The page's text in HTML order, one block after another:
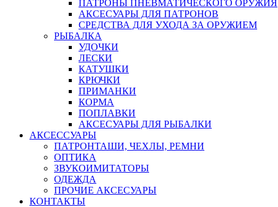
ПАТРОНЫ ПНЕВМАТИЧЕСКОГО ОРУЖИЯ
АКСЕСУАРЫ ДЛЯ ПАТРОНОВ
СРЕДСТВА ДЛЯ УХОДА ЗА ОРУЖИЕМ
РЫБАЛКА
УДОЧКИ
ЛЕСКИ
КАТУШКИ
КРЮЧКИ
ПРИМАНКИ
КОРМА
ПОПЛАВКИ
АКСЕСУАРЫ ДЛЯ РЫБАЛКИ
АКСЕССУАРЫ
ПАТРОНТАШИ, ЧЕХЛЫ, РЕМНИ
ОПТИКА
ЗВУКОИМИТАТОРЫ
ОДЕЖДА
ПРОЧИЕ АКСЕСУАРЫ
КОНТАКТЫ